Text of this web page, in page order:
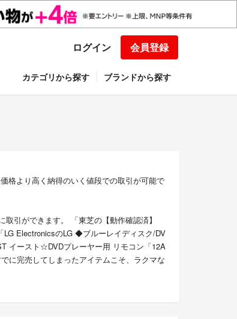
ログイン 会員登録
カテゴリから探す ブランドから探す
格より高く納得のいく値段での取引が可能で
引ができます。 「東芝の【動作確認済】
LG ElectronicsのLG ◆ブルーレイディスク/DV
イースト☆DVDプレーヤー用 リモコン「12A
に完売してしまったアイテムこそ、ラクマな